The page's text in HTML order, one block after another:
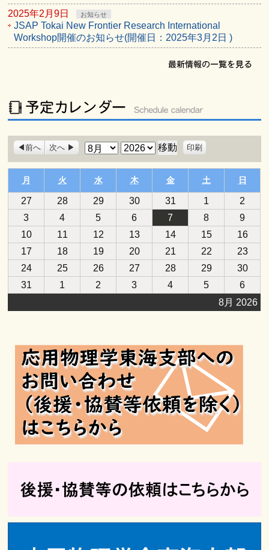
2025年2月9日
お知らせ
JSAP Tokai New Frontier Research International
Workshop開催のお知らせ(開催日：2025年3月2日 )
前へ 次へ 月 年 印刷
示
8月 2026
月 火火曜日 水水曜日 木木曜日 金金曜日 土土曜日 日
272026
年
月
27
日
282026
年
月
28
日
292026
年
月
29
日
302026
年
月
30
日
31
年
月
31
日
1
年
月
1
日
2
年
月
2
日
32026
年
8
月
3
日
42026
年
8
月
4
日
52026
年
8
月
5
日
62026
年
8
月
6
日
7
年
8
月
7
日
82026
年
8
月
8
日
92026
年
8
月
9
日
102026
年
月
10
日
11
年
8
月
11
日
122026
年
8
月
12
日
132026
年
8
月
13
日
142026
年
8
月
14
日
152026
年
8
月
15
日
162026
年
8
月
16
日
172026
年
8
月
17
182026
年
8
18
192026
年
8
19
202026
年
20
21
年
8
21
222026
年
8
22
日
232026
年
8
23
日
242026
年
8
24
252026
年
25
262026
年
26
272026
年
27
282026
年
28
292026
年
月
29
302026
年
月
30
31
年
1
年
2
年
32026
年
42026
年
52026
年
62026
年
9